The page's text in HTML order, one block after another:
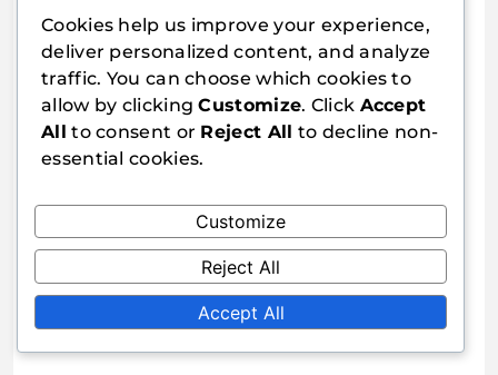
ayudarte a decidir qué expansión se alinea
mejor con tu estilo de juego.
Preferencias de los jugadores
Las preferencias de los jugadores juegan un
papel significativo en la elección de una
priorizar el estilo artístico, mientras que otros
podrían centrarse en las mecánicas de juego o
la profundidad temática. Involucrar a tu grupo
de juego para comprender sus preferencias
Cookies help us improve your experience,
deliver personalized content, and analyze
traffic. You can choose which cookies to
allow by clickingCustomize. Click Accept
All to consent or Reject All to decline non-
essential cookies.
Customize
Reject All
Accept All